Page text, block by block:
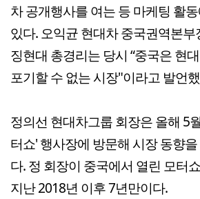
차 공개행사를 여는 등 마케팅 활
있다. 오익균 현대차 중국권역본부
징현대 총경리는 당시 “중국은 현
포기할 수 없는 시장"이라고 발언
정의선 현대차그룹 회장은 올해 5
터쇼' 행사장에 방문해 시장 동향
다. 정 회장이 중국에서 열린 모터
지난 2018년 이후 7년만이다.